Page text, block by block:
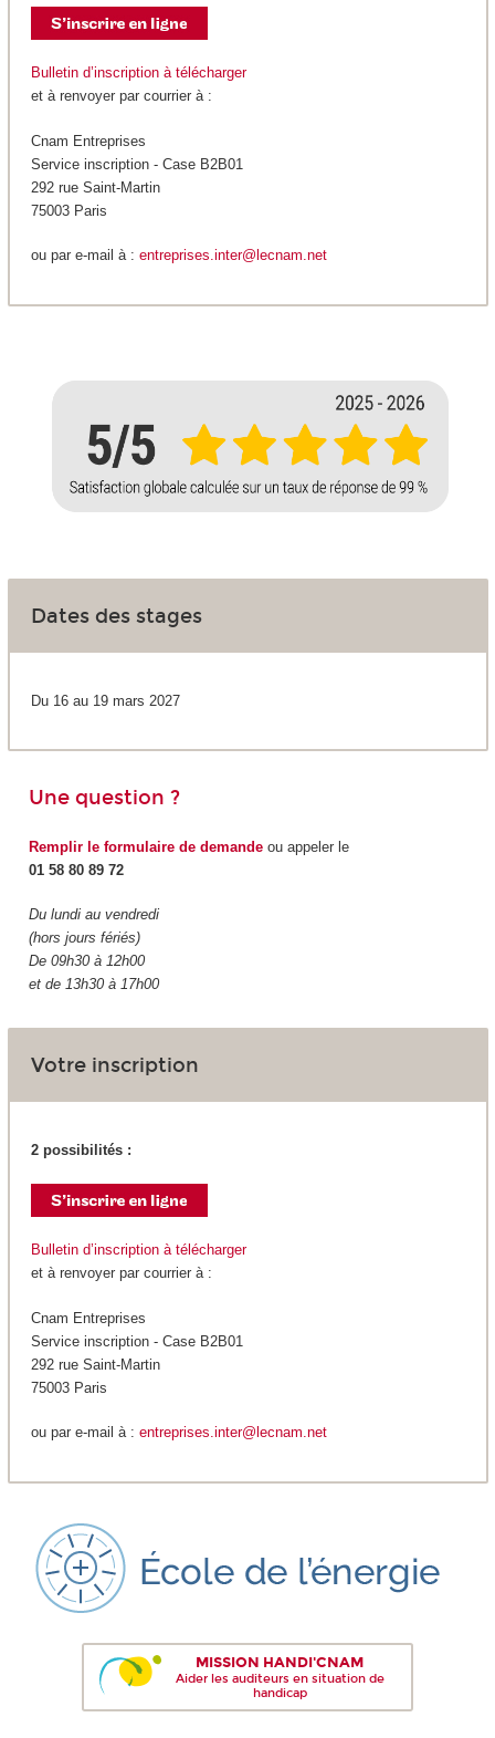
Bulletin d’inscription à télécharger
et à renvoyer par courrier à :
Cnam Entreprises
Service inscription - Case B2B01
292 rue Saint-Martin
75003 Paris
ou par e-mail à : entreprises.inter@lecnam.net
Dates des stages
Du 16 au 19 mars 2027
Une question ?
Remplir le formulaire de demandeou appeler le
01 58 80 89 72
Du lundi au vendredi
(hors jours fériés)
De 09h30 à 12h00
et de 13h30 à 17h00
Votre inscription
2 possibilités :
Bulletin d’inscription à télécharger
et à renvoyer par courrier à :
Cnam Entreprises
Service inscription - Case B2B01
292 rue Saint-Martin
75003 Paris
ou par e-mail à : entreprises.inter@lecnam.net
MISSION HANDI'CNAM
Aider les auditeurs en situation de
handicap